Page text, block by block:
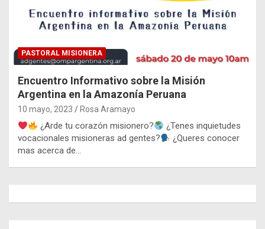
PASTORAL MISIONERA
Encuentro Informativo sobre la Misión
Argentina en la Amazonía Peruana
10 mayo, 2023 Rosa Aramayo
¿Arde tu corazón misionero?
¿Tenes inquietudes
vocacionales misioneras ad gentes?
¿Queres conocer
mas acerca de…